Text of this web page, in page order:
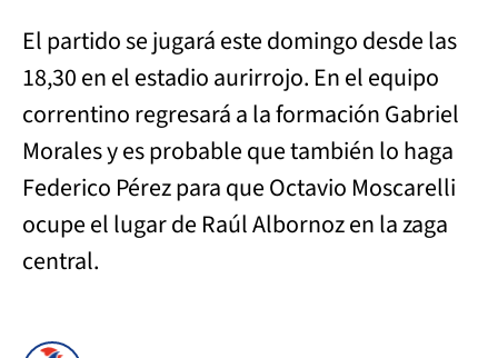
El partido se jugará este domingo desde las
18,30 en el estadio aurirrojo. En el equipo
correntino regresará a la formación Gabriel
Morales y es probable que también lo haga
Federico Pérez para que Octavio Moscarelli
ocupe el lugar de Raúl Albornoz en la zaga
central.